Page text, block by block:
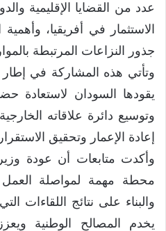
عدد من القضايا الإقليمية
الاستثمار في أفريقيا،
جذور النزاعات المرتبطة
وتأتي هذه المشاركة في
يقودها السودان لاستعادة
وتوسيع دائرة علاقاته
إعادة الإعمار وتحقيق
وأكدت متابعات أن عودة وزير
محطة مهمة لمواصلة العمل
والبناء على نتائج اللقاءات
يخدم المصالح الوطنية